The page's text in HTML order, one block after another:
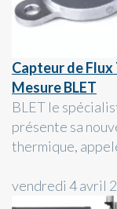
Capteur de
Mesure BLET
BLET le
présente sa
thermique,
vendredi 4 avril